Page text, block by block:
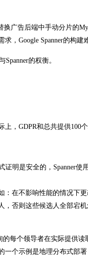
换广告后端中手动分片
，Google Spanner的构建
的权衡。
，GDPR和总共提供100
明是安全的，Spanner使
在不影响性能的情况下
否则这些候选人全部宕
每个领导者在实际提供
个示例是地理分布式部